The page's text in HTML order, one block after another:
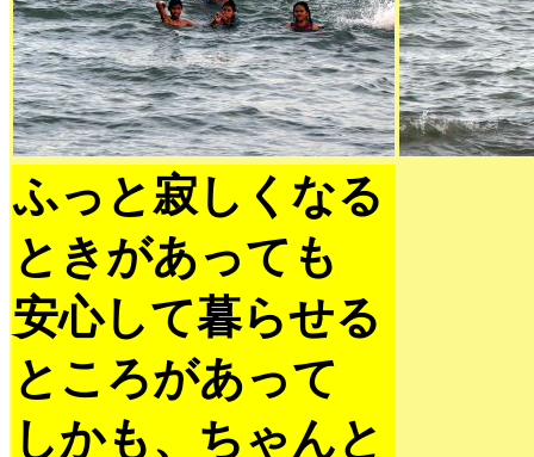
ふっと寂しくなる
ときがあっても
安心して暮らせる
ところがあって
しかも、ちゃんと